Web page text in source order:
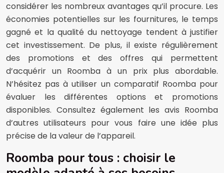
considérer les nombreux avantages qu’il procure. Les
économies potentielles sur les fournitures, le temps
gagné et la qualité du nettoyage tendent à justifier
cet investissement. De plus, il existe régulièrement
des promotions et des offres qui permettent
d’acquérir un Roomba à un prix plus abordable.
N’hésitez pas à utiliser un comparatif Roomba pour
évaluer les différentes options et promotions
disponibles. Consultez également les avis Roomba
d’autres utilisateurs pour vous faire une idée plus
précise de la valeur de l’appareil.
Roomba pour tous : choisir le